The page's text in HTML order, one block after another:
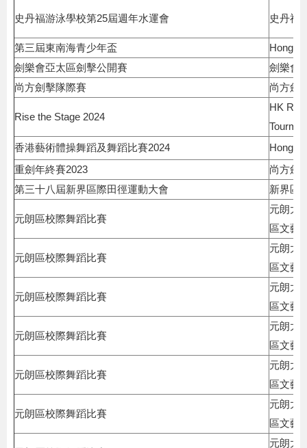
史丹福游泳學校第25屆週年水運會 史丹福
第三屆東南海青少年盃
Hong
劍樂會亞太區劍擊公開賽
劍樂會
尚方劍擊隊際賽
尚方劍
Rise the Stage 2024
HK
香港藝術體操舞蹈及舞蹈比賽2024
Hong
重劍年終賽2023
尚方劍
第三十八屆新界區際田徑運動大會
新界區
元朗區校際舞蹈比賽
元朗大
區文藝
元朗區校際舞蹈比賽
元朗大
區文藝
元朗區校際舞蹈比賽
元朗大
區文藝
元朗區校際舞蹈比賽
元朗大
區文藝
元朗區校際舞蹈比賽
元朗大
區文藝
元朗區校際舞蹈比賽
元朗大
區文藝
元朗大